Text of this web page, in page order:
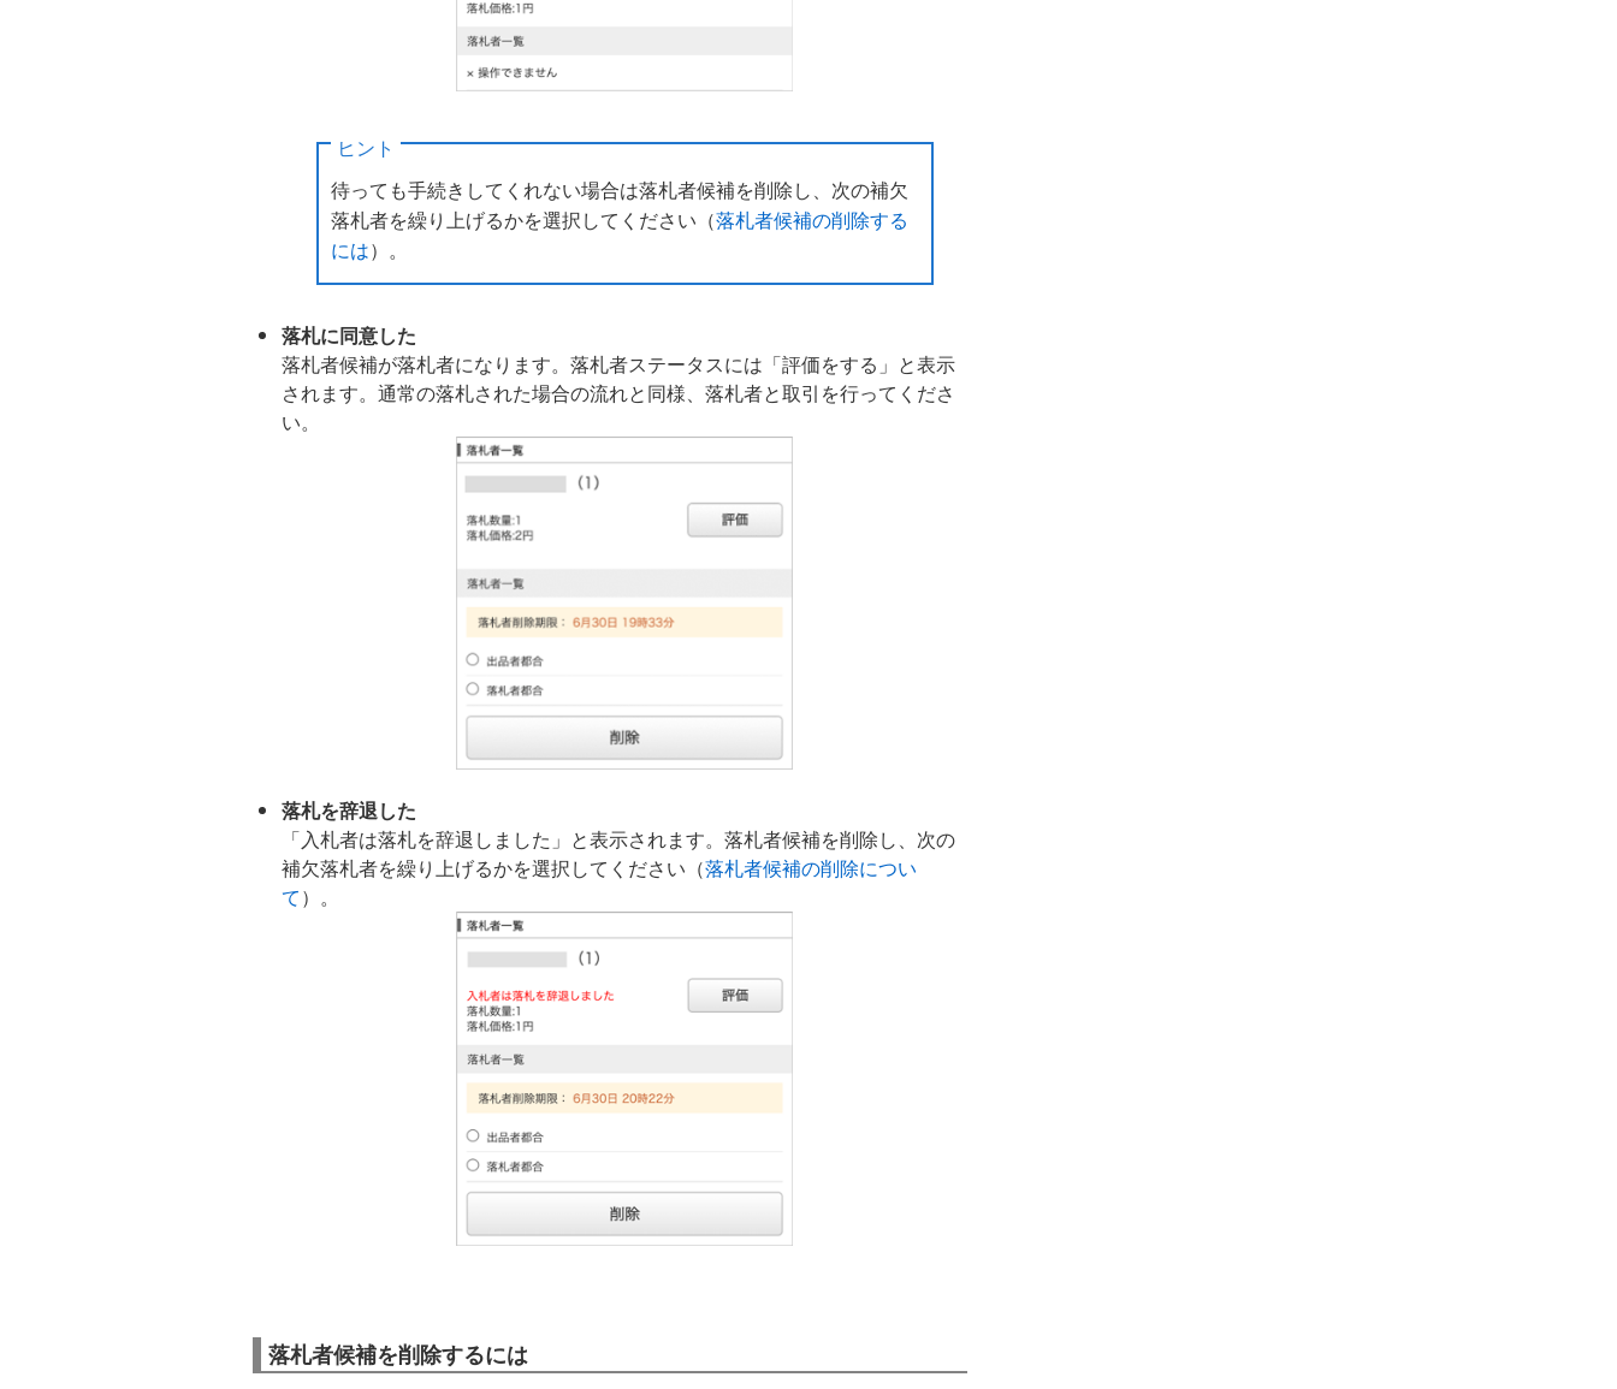
ヒント
待っても手続きしてくれない場合は落札者候補を削除し、次の補欠
落札者を繰り上げるかを選択してください（落札者候補の削除する
には）。
落札に同意した
落札者候補が落札者になります。落札者ステータスには「評価をする」と表示
されます。通常の落札された場合の流れと同様、落札者と取引を行ってくださ
い。
落札を辞退した
「入札者は落札を辞退しました」と表示されます。落札者候補を削除し、次の
補欠落札者を繰り上げるかを選択してください（落札者候補の削除につい
て）。
落札者候補を削除するには